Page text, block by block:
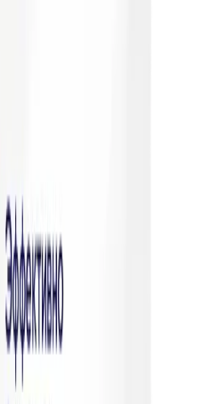
0,04 %
49 %
1,65–1,71
1,1 г/л
7 лет
5 лет